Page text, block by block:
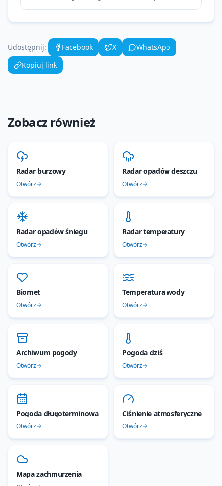
Udostępnij: Facebook X
WhatsApp
Kopiuj link
Zobacz również
Radar burzowy
Otwórz
Radar opadów deszczu
Otwórz
Radar opadów śniegu
Otwórz
Radar temperatury
Otwórz
Biomet
Otwórz
Temperatura wody
Otwórz
Archiwum pogody
Otwórz
Pogoda dziś
Otwórz
Pogoda długoterminowa
Otwórz
Ciśnienie atmosferyczne
Otwórz
Mapa zachmurzenia